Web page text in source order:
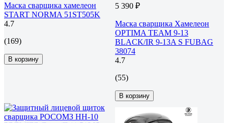
Маска сварщика хамелеон
START NORMA 51ST505K
4.7
(169)
В корзину
5 390 ₽
Маска сварщика Хамелеон
OPTIMA TEAM 9-13
BLACK/IR 9-13A S FUBAG
38074
4.7
(55)
В корзину